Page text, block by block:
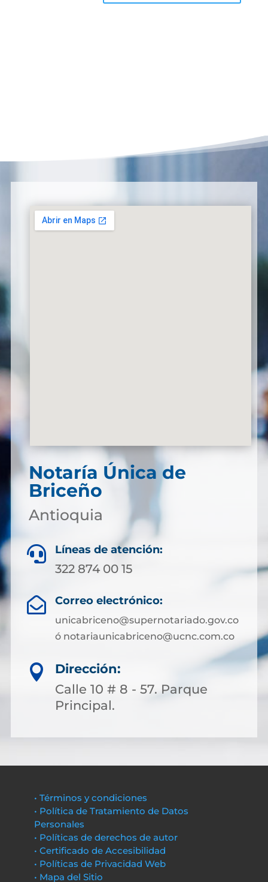
Notaría Única de
Briceño
Antioquia
 Líneas de atención:
322 874 00 15
 Correo electrónico:
unicabriceno@supernotariado.gov.co
ó notariaunicabriceno@ucnc.com.co

Dirección:
Calle 10 # 8 - 57. Parque
Principal.
• Términos y condiciones
• Política de Tratamiento de Datos
Personales
• Políticas de derechos de autor
• Certificado de Accesibilidad
• Políticas de Privacidad Web
• Mapa del Sitio